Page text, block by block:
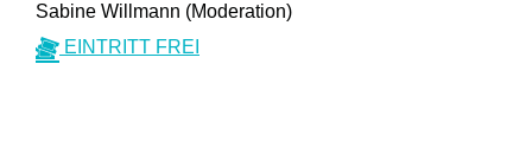
Sabine Willmann (Moderation)
EINTRITT FREI